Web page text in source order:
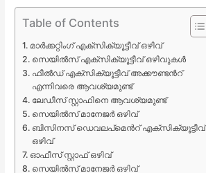
Table of Contents
മാർക്കറ്റിംഗ് എക്സിക്യൂട്ടീവ് ഒഴിവ്
സെയിൽസ് എക്സിക്യൂട്ടീവ് ഒഴിവുകൾ
ഫീൽഡ് എക്സിക്യൂട്ടീവ് അക്കൗണ്ടൻറ്
എന്നിവരെ ആവശ്യമുണ്ട്
ലേഡീസ് സ്റ്റാഫിനെ ആവശ്യമുണ്ട്
സെയിൽസ് മാനേജർ ഒഴിവ്
ബിസിനസ് ഡെവലപ്മെൻറ് എക്സിക്യൂട്ടീവ്
ഒഴിവ്
ഓഫീസ് സ്റ്റാഫ്‌ ഒഴിവ്
സെയിൽസ് മാനേജർ ഒഴിവ്